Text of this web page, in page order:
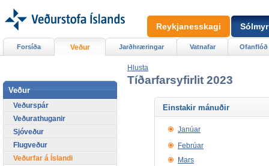
Hlusta
Tíðarfarsyfirlit 2023
Einstakir mánuðir
Janúar
Febrúar
Mars
Forsíða Veður Jarðhræringar Vatnafar Ofanflóð
Veður
Veðurspár
Veðurathuganir
Sjóveður
Flugveður
Veðurfar á Íslandi
Reykjanesskagi